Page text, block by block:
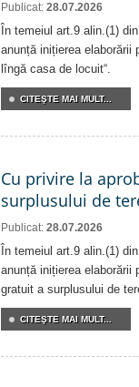
Publicat: 28.07.2026
În temeiul art.9 alin.(1)
anunță inițierea elaborării
lîngă casa de locuit“.
CITEŞTE MAI MULT...
Cu privire la
surplusului de
Publicat: 28.07.2026
În temeiul art.9 alin.(1)
anunță inițierea elaborării
gratuit a surplusului de
CITEŞTE MAI MULT...